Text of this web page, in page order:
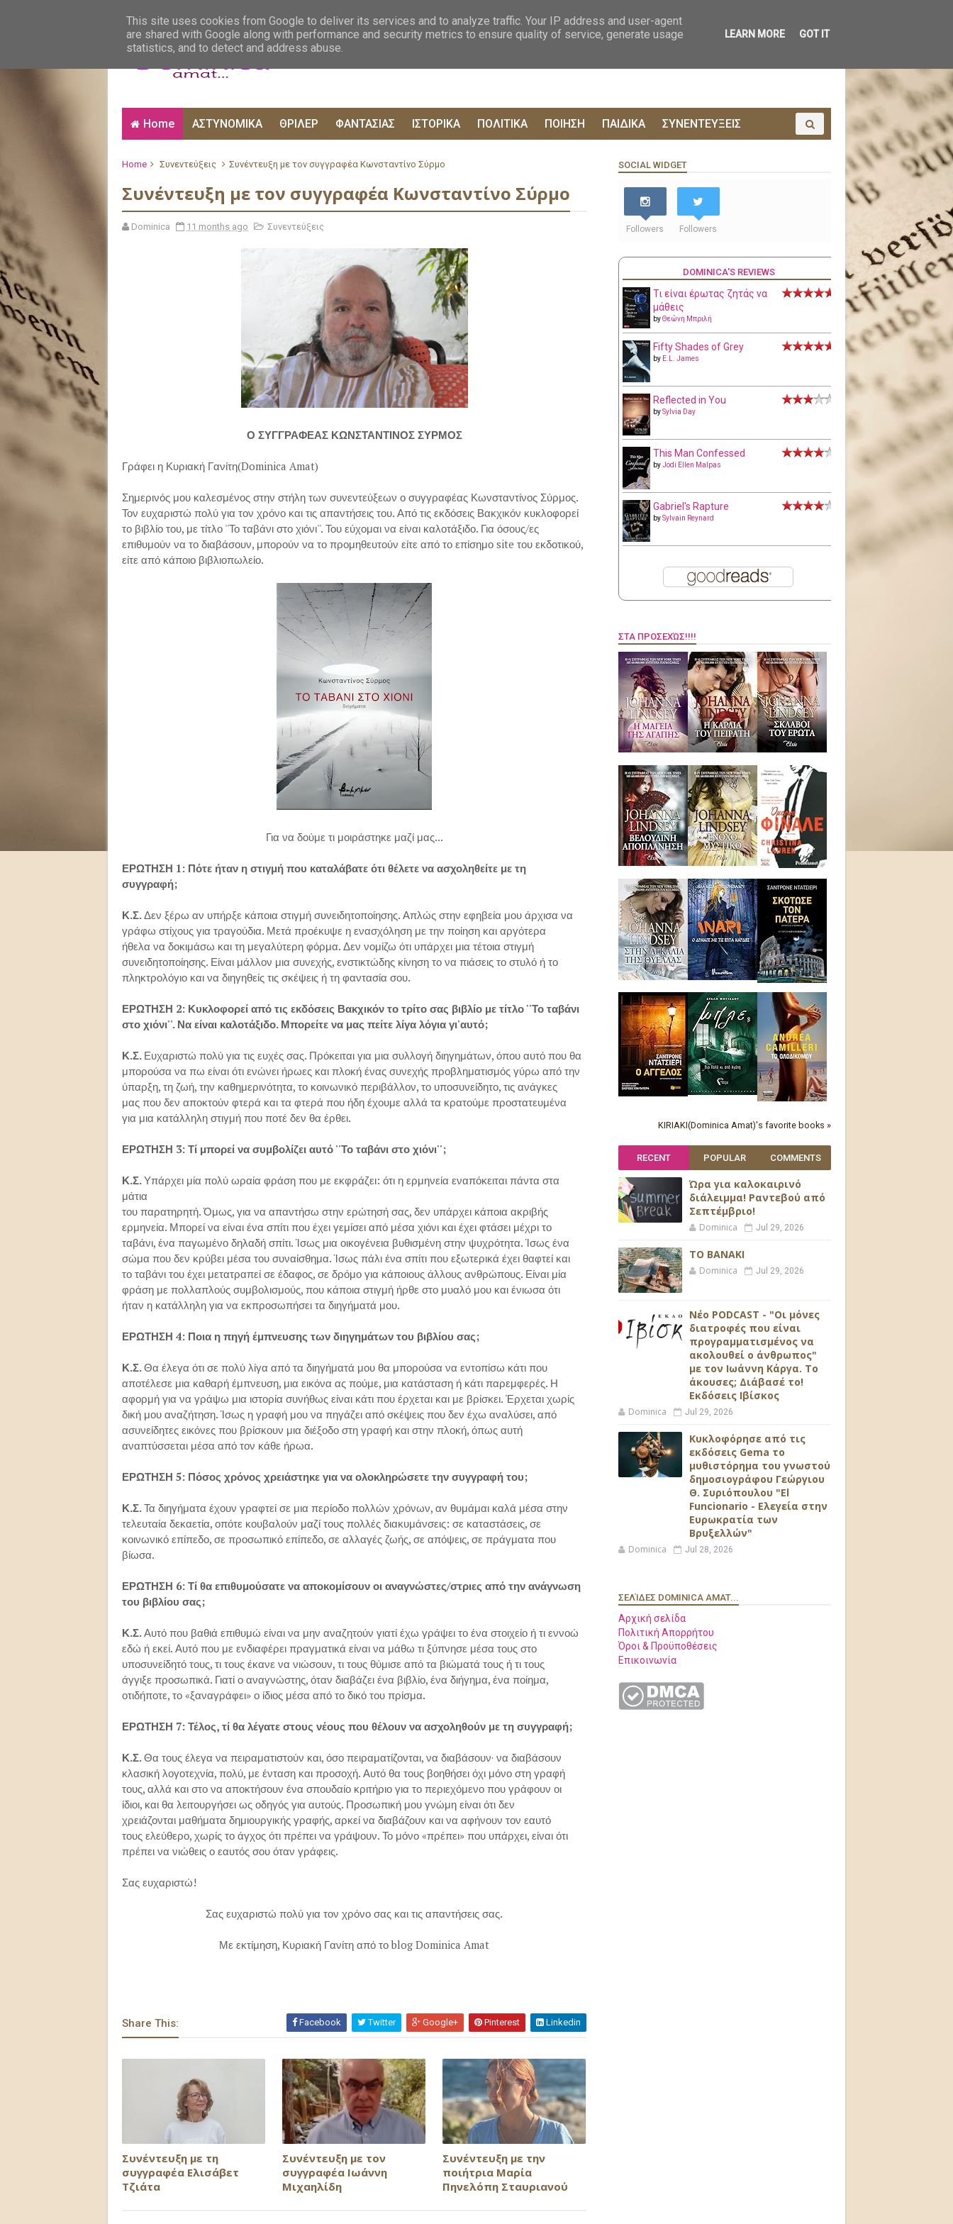
Home ΑΣΤΥΝΟΜΙΚΑ ΘΡΙΛΕΡ ΦΑΝΤΑΣΙΑΣ ΙΣΤΟΡΙΚΑ ΠΟΛΙΤΙΚΑ ΠΟΙΗΣΗ ΠΑΙΔΙΚΑ ΣΥΝΕΝΤΕΥΞΕΙΣ
Home Συνεντεύξεις Συνέντευξη με τον συγγραφέα Κωνσταντίνο Σύρμο
Συνέντευξη με τον συγγραφέα Κωνσταντίνο Σύρμο
Dominica 11 months ago Συνεντεύξεις
Ο ΣΥΓΓΡΑΦΕΑΣ ΚΩΝΣΤΑΝΤΙΝΟΣ ΣΥΡΜΟΣ
Γράφει η Κυριακή Γανίτη(Dominica Amat)
Σημερινός μου καλεσμένος στην στήλη των συνεντεύξεων ο συγγραφέας Κωνσταντίνος Σύρμος.
Τον ευχαριστώ πολύ για τον χρόνο και τις απαντήσεις του. Από τις εκδόσεις Βακχικόν κυκλοφορεί
το βιβλίο του, με τίτλο ''Το ταβάνι στο χιόνι''. Του εύχομαι να είναι καλοτάξιδο. Για όσους/ες
επιθυμούν να το διαβάσουν, μπορούν να το προμηθευτούν είτε από το επίσημο site του εκδοτικού,
είτε από κάποιο βιβλιοπωλείο.
Για να δούμε τι μοιράστηκε μαζί μας...
ΕΡΩΤΗΣΗ 1: Πότε ήταν η στιγμή που καταλάβατε ότι θέλετε να ασχοληθείτε με τη
συγγραφή;
Κ.Σ.Δεν ξέρω αν υπήρξε κάποια στιγμή συνειδητοποίησης. Απλώς στην εφηβεία μου άρχισα να
γράφω στίχους για τραγούδια. Μετά προέκυψε η ενασχόληση με την ποίηση και αργότερα
ήθελα να δοκιμάσω και τη μεγαλύτερη φόρμα. Δεν νομίζω ότι υπάρχει μια τέτοια στιγμή
συνειδητοποίησης. Είναι μάλλον μια συνεχής, ενστικτώδης κίνηση το να πιάσεις το στυλό ή το
πληκτρολόγιο και να διηγηθείς τις σκέψεις ή τη φαντασία σου.
ΕΡΩΤΗΣΗ 2: Κυκλοφορεί από τις εκδόσεις Βακχικόν το τρίτο σας βιβλίο με τίτλο ''Το ταβάνι
στο χιόνι''. Να είναι καλοτάξιδο. Μπορείτε να μας πείτε λίγα λόγια γι'αυτό;
Κ.Σ. Ευχαριστώ πολύ για τις ευχές σας. Πρόκειται για μια συλλογή διηγημάτων, όπου αυτό που θα
μπορούσα να πω είναι ότι ενώνει ήρωες και πλοκή ένας συνεχής προβληματισμός γύρω από την
ύπαρξη, τη ζωή, την καθημερινότητα, το κοινωνικό περιβάλλον, το υποσυνείδητο, τις ανάγκες
μας που δεν αποκτούν φτερά και τα φτερά που ήδη έχουμε αλλά τα κρατούμε προστατευμένα
για μια κατάλληλη στιγμή που ποτέ δεν θα έρθει.
ΕΡΩΤΗΣΗ 3: Τί μπορεί να συμβολίζει αυτό ''Το ταβάνι στο χιόνι'';
Κ.Σ.Υπάρχει μία πολύ ωραία φράση που με εκφράζει: ότι η ερμηνεία εναπόκειται πάντα στα
μάτια
του παρατηρητή. Όμως, για να απαντήσω στην ερώτησή σας, δεν υπάρχει κάποια ακριβής
ερμηνεία. Μπορεί να είναι ένα σπίτι που έχει γεμίσει από μέσα χιόνι και έχει φτάσει μέχρι το
ταβάνι, ένα παγωμένο δηλαδή σπίτι. Ίσως μια οικογένεια βυθισμένη στην ψυχρότητα. Ίσως ένα
σώμα που δεν κρύβει μέσα του συναίσθημα. Ίσως πάλι ένα σπίτι που εξωτερικά έχει θαφτεί και
το ταβάνι του έχει μετατραπεί σε έδαφος, σε δρόμο για κάποιους άλλους ανθρώπους. Είναι μία
φράση με πολλαπλούς συμβολισμούς, που κάποια στιγμή ήρθε στο μυαλό μου και ένιωσα ότι
ήταν η κατάλληλη για να εκπροσωπήσει τα διηγήματά μου.
ΕΡΩΤΗΣΗ 4: Ποια η πηγή έμπνευσης των διηγημάτων του βιβλίου σας;
Κ.Σ.Θα έλεγα ότι σε πολύ λίγα από τα διηγήματά μου θα μπορούσα να εντοπίσω κάτι που
αποτέλεσε μια καθαρή έμπνευση, μια εικόνα ας πούμε, μια κατάσταση ή κάτι παρεμφερές. Η
αφορμή για να γράψω μια ιστορία συνήθως είναι κάτι που έρχεται και με βρίσκει. Έρχεται χωρίς
δική μου αναζήτηση. Ίσως η γραφή μου να πηγάζει από σκέψεις που δεν έχω αναλύσει, από
ασυνείδητες εικόνες που βρίσκουν μια διέξοδο στη γραφή και στην πλοκή, όπως αυτή
αναπτύσσεται μέσα από τον κάθε ήρωα.
ΕΡΩΤΗΣΗ 5: Πόσος χρόνος χρειάστηκε για να ολοκληρώσετε την συγγραφή του;
Κ.Σ.Τα διηγήματα έχουν γραφτεί σε μια περίοδο πολλών χρόνων, αν θυμάμαι καλά μέσα στην
τελευταία δεκαετία, οπότε κουβαλούν μαζί τους πολλές διακυμάνσεις: σε καταστάσεις, σε
κοινωνικό επίπεδο, σε προσωπικό επίπεδο, σε αλλαγές ζωής, σε απόψεις, σε πράγματα που
βίωσα.
ΕΡΩΤΗΣΗ 6: Τί θα επιθυμούσατε να αποκομίσουν οι αναγνώστες/στριες από την ανάγνωση
του βιβλίου σας;
Κ.Σ.Αυτό που βαθιά επιθυμώ είναι να μην αναζητούν γιατί έχω γράψει το ένα στοιχείο ή τι εννοώ
εδώ ή εκεί. Αυτό που με ενδιαφέρει πραγματικά είναι να μάθω τι ξύπνησε μέσα τους στο
υποσυνείδητό τους, τι τους έκανε να νιώσουν, τι τους θύμισε από τα βιώματά τους ή τι τους
άγγιξε προσωπικά. Γιατί ο αναγνώστης, όταν διαβάζει ένα βιβλίο, ένα διήγημα, ένα ποίημα,
οτιδήποτε, το «ξαναγράφει» ο ίδιος μέσα από το δικό του πρίσμα.
ΕΡΩΤΗΣΗ 7: Τέλος, τί θα λέγατε στους νέους που θέλουν να ασχοληθούν με τη συγγραφή;
Κ.Σ.Θα τους έλεγα να πειραματιστούν και, όσο πειραματίζονται, να διαβάσουν· να διαβάσουν
κλασική λογοτεχνία, πολύ, με ένταση και προσοχή. Αυτό θα τους βοηθήσει όχι μόνο στη γραφή
τους, αλλά και στο να αποκτήσουν ένα σπουδαίο κριτήριο για το περιεχόμενο που γράφουν οι
ίδιοι, και θα λειτουργήσει ως οδηγός για αυτούς. Προσωπική μου γνώμη είναι ότι δεν
χρειάζονται μαθήματα δημιουργικής γραφής, αρκεί να διαβάζουν και να αφήνουν τον εαυτό
τους ελεύθερο, χωρίς το άγχος ότι πρέπει να γράψουν. Το μόνο «πρέπει» που υπάρχει, είναι ότι
πρέπει να νιώθεις ο εαυτός σου όταν γράφεις.
Σας ευχαριστώ!
Σας ευχαριστώ πολύ για τον χρόνο σας και τις απαντήσεις σας.
Με εκτίμηση, Κυριακή Γανίτη από το blog Dominica Amat
Share This: Facebook Twitter Google+ Pinterest Linkedin
Συνέντευξη με τη
συγγραφέα Ελισάβετ
Τζιάτα
Συνέντευξη με τον
συγγραφέα Ιωάννη
Μιχαηλίδη
Συνέντευξη με την
ποιήτρια Μαρία
Πηνελόπη Σταυριανού
SOCIAL WIDGET
Followers Followers
DOMINICA'S REVIEWS
Τι είναι έρωτας ζητάς να
μάθεις
byΘεώνη Μπριλή
Fifty Shades of Grey
by E.L. James
Reflected in You
bySylvia Day
This Man Confessed
byJodi Ellen Malpas
Gabriel's Rapture
bySylvain Reynard
ΣΤΑ ΠΡΟΣΕΧΏΣ!!!!
KIRIAKI(Dominica Amat)'s favorite books »
RECENT POPULAR COMMENTS
Ώρα για καλοκαιρινό
διάλειμμα! Ραντεβού από
Σεπτέμβριο!
Dominica Jul 29, 2026
ΤΟ ΒΑΝΑΚΙ
Dominica Jul 29, 2026
Νέο PODCAST - "Οι μόνες
διατροφές που είναι
προγραμματισμένος να
ακολουθεί ο άνθρωπος"
με τον Ιωάννη Κάργα. Το
άκουσες; Διάβασέ το!
Εκδόσεις Ιβίσκος
Dominica Jul 29, 2026
Κυκλοφόρησε από τις
εκδόσεις Gema το
μυθιστόρημα του γνωστού
δημοσιογράφου Γεώργιου
Θ. Συριόπουλου "El
Funcionario - Ελεγεία στην
Ευρωκρατία των
Βρυξελλών"
Dominica Jul 28, 2026
ΣΕΛΊΔΕΣ DOMINICA AMAT...
Αρχική σελίδα
Πολιτική Απορρήτου
Όροι & Προϋποθέσεις
Επικοινωνία
This site uses cookies from Google to deliver its services and to analyze traffic. Your IP address and user-agent
are shared with Google along with performance and security metrics to ensure quality of service, generate usage
statistics, and to detect and address abuse.
LEARN MORE GOT IT